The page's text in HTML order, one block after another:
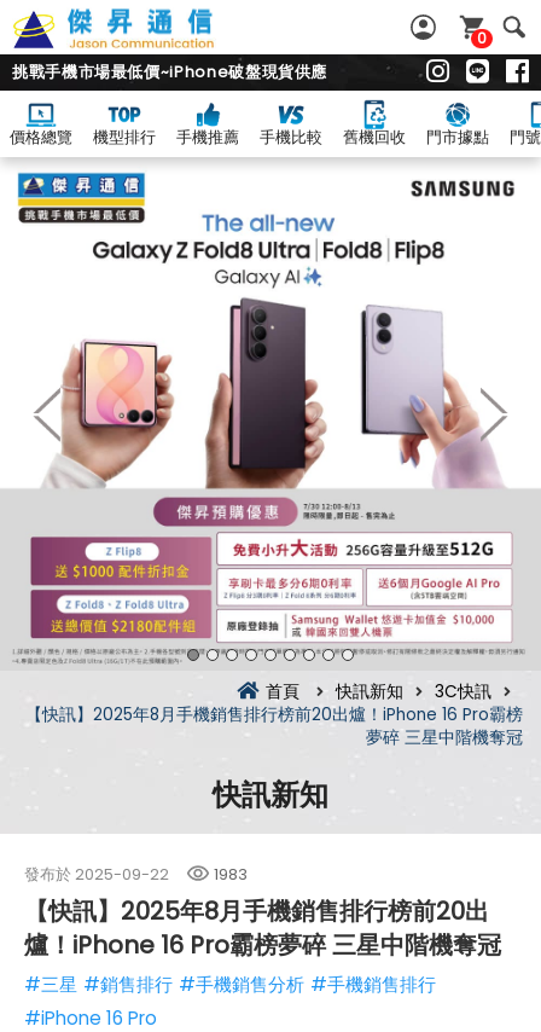
0
挑戰手機市場最低價~iPhone破盤現貨供應
價格總覽 機型排行 手機推薦 手機比較 舊機回收 門市據點 門
首頁 快訊新知
3C快訊
【快訊】2025年8月手機銷售排行榜前20出爐！iPhone 16 Pro霸榜
夢碎 三星中階機奪冠
快訊新知
發布於 2025-09-22 1983
【快訊】2025年8月手機銷售排行榜前20出
爐！iPhone 16 Pro霸榜夢碎 三星中階機奪冠
#三星 #銷售排行 #手機銷售分析 #手機銷售排行
#iPhone 16 Pro